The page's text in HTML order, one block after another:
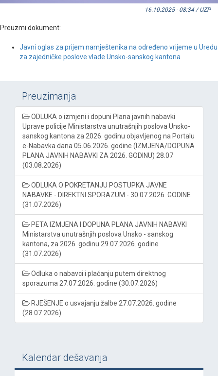
16.10.2025 - 08:34 / UZP
Preuzmi dokument:
Javni oglas za prijem namještenika na određeno vrijeme u Uredu
za zajedničke poslove vlade Unsko-sanskog kantona
Preuzimanja
ODLUKA o izmjeni i dopuni Plana javnih nabavki
Uprave policije Ministarstva unutrašnjih poslova Unsko-
sanskog kantona za 2026. godinu objavljenog na Portalu
e-Nabavka dana 05.06.2026. godine (IZMJENA/DOPUNA
PLANA JAVNIH NABAVKI ZA 2026. GODINU) 28.07
(03.08.2026)
ODLUKA O POKRETANJU POSTUPKA JAVNE
NABAVKE - DIREKTNI SPORAZUM - 30.07.2026. GODINE
(31.07.2026)
PETA IZMJENA I DOPUNA PLANA JAVNIH NABAVKI
Ministarstva unutrašnjih poslova Unsko - sanskog
kantona, za 2026. godinu 29.07.2026. godine
(31.07.2026)
Odluka o nabavci i plaćanju putem direktnog
sporazuma 27.07.2026. godine (30.07.2026)
RJEŠENJE o usvajanju žalbe 27.07.2026. godine
(28.07.2026)
Kalendar dešavanja